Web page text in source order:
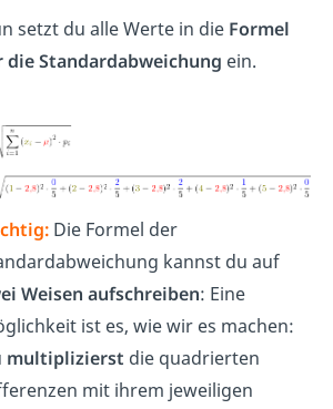
setzt du alle Werte in die Formel
die Standardabweichung ein.
Die Formel der
kannst du auf
Weisen aufschreiben: Eine
ist es, wie wir es machen:
multiplizierst die quadrierten
mit ihrem jeweiligen